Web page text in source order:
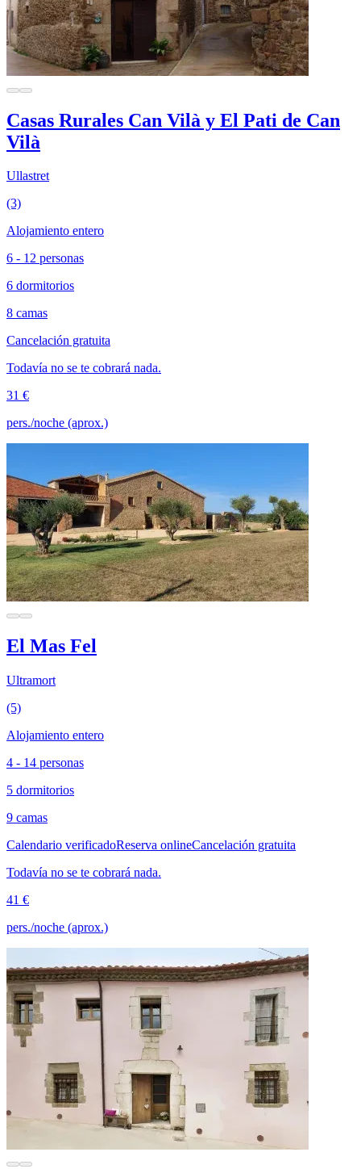
Casas Rurales Can Vilà y El Pati de Can
Vilà
Ullastret
(3)
Alojamiento entero
6 - 12 personas
6 dormitorios
8 camas
Cancelación gratuita
Todavía no se te cobrará nada.
31 €
pers./noche (aprox.)
El Mas Fel
Ultramort
(5)
Alojamiento entero
4 - 14 personas
5 dormitorios
9 camas
Calendario verificadoReserva onlineCancelación gratuita
Todavía no se te cobrará nada.
41 €
pers./noche (aprox.)